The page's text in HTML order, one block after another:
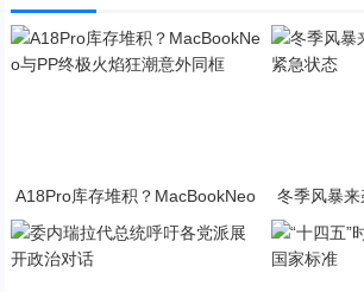
A18Pro库存堆积？MacBookNeo
与PP终极火焰狂潮意外同框
冬季风暴